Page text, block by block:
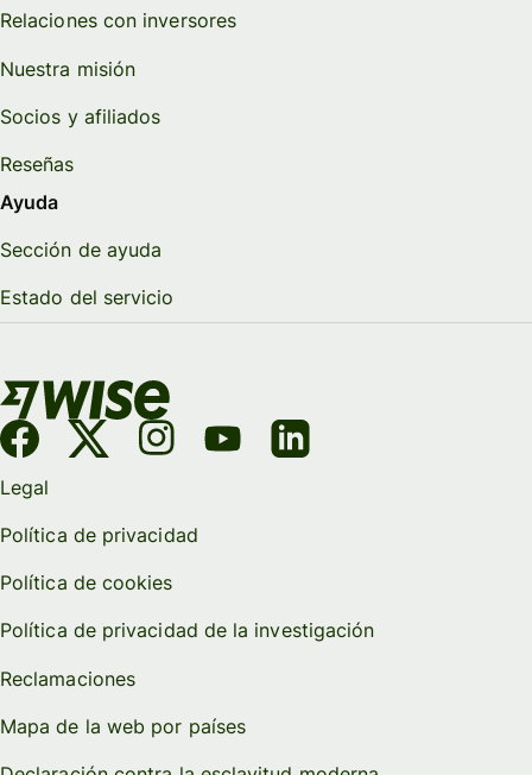
Relaciones con inversores
Nuestra misión
Socios y afiliados
Reseñas
Ayuda
Sección de ayuda
Estado del servicio
Legal
Política de privacidad
Política de cookies
Política de privacidad de la investigación
Reclamaciones
Mapa de la web por países